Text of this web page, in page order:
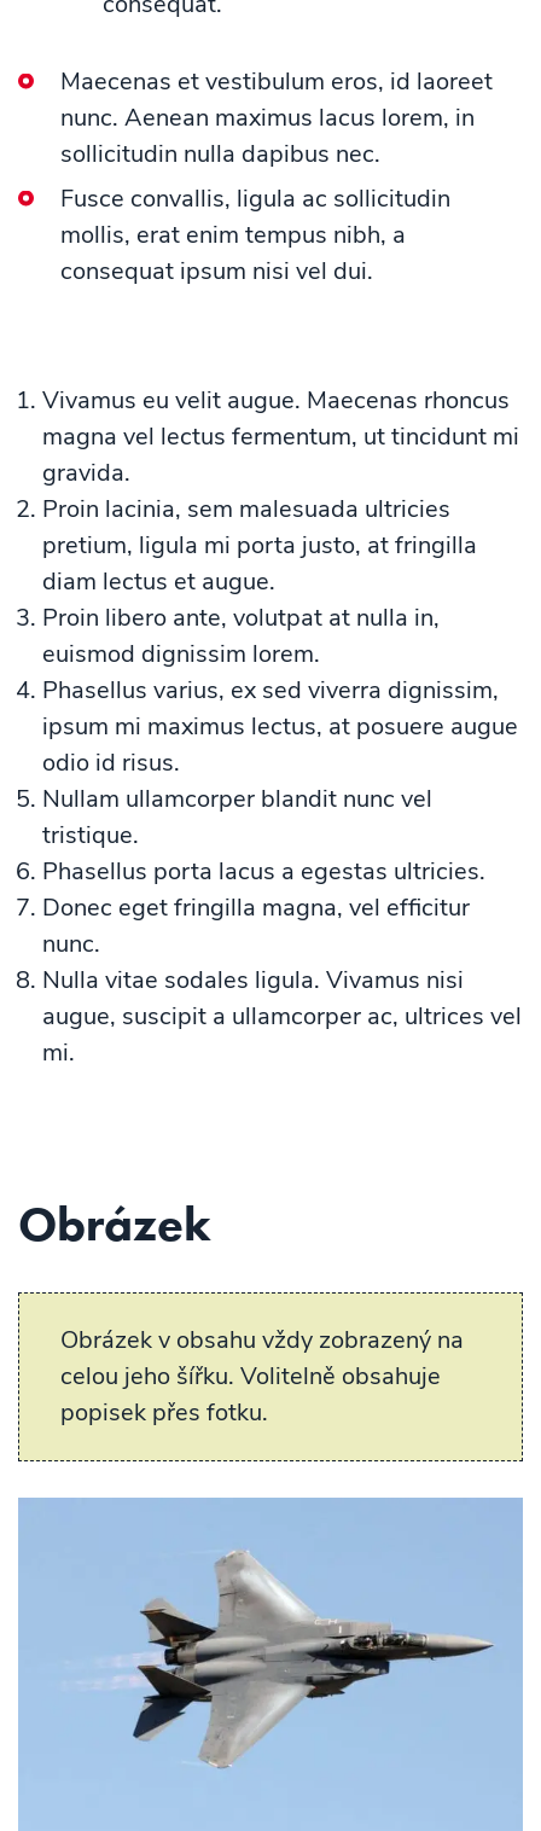
Maecenas et vestibulum eros, id laoreet
nunc. Aenean maximus lacus lorem, in
sollicitudin nulla dapibus nec.
Fusce convallis, ligula ac sollicitudin
mollis, erat enim tempus nibh, a
consequat ipsum nisi vel dui.
Vivamus eu velit augue. Maecenas rhoncus
magna vel lectus fermentum, ut tincidunt mi
gravida.
Proin lacinia, sem malesuada ultricies
pretium, ligula mi porta justo, at fringilla
diam lectus et augue.
Proin libero ante, volutpat at nulla in,
euismod dignissim lorem.
Phasellus varius, ex sed viverra dignissim,
ipsum mi maximus lectus, at posuere augue
odio id risus.
Nullam ullamcorper blandit nunc vel
tristique.
Phasellus porta lacus a egestas ultricies.
Donec eget fringilla magna, vel efficitur
nunc.
Nulla vitae sodales ligula. Vivamus nisi
augue, suscipit a ullamcorper ac, ultrices vel
mi.
Obrázek
Obrázek v obsahu vždy zobrazený na
celou jeho šířku. Volitelně obsahuje
popisek přes fotku.